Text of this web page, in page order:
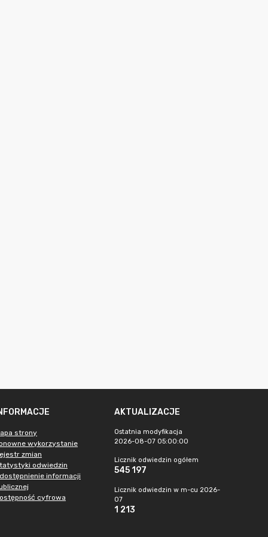
strony
wykorzystanie
zmian
odwiedzin
informacji
cyfrowa
AKTUALIZACJE
Ostatnia modyfikacja
2026-08-07 05:00:00
Licznik odwiedzin ogółem
545 197
Licznik odwiedzin w m-cu 2026-
07
1 213